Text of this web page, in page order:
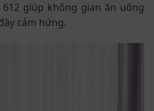
612 giúp không gian ăn uống
cảm hứng.